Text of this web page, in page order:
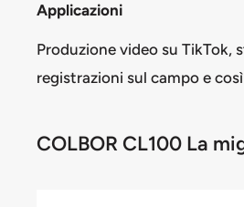
Applicazioni
Produzione video su
registrazioni sul campo e
COLBOR CL100 La